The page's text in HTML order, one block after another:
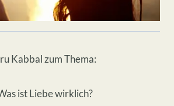
Kabbal zum Thema:
ist Liebe wirklich?